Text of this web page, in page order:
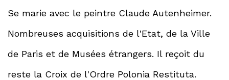
Se marie avec le peintre Claude Autenheimer.
Nombreuses acquisitions de l'Etat, de la Ville
de Paris et de Musées étrangers. Il reçoit du
reste la Croix de l'Ordre Polonia Restituta.